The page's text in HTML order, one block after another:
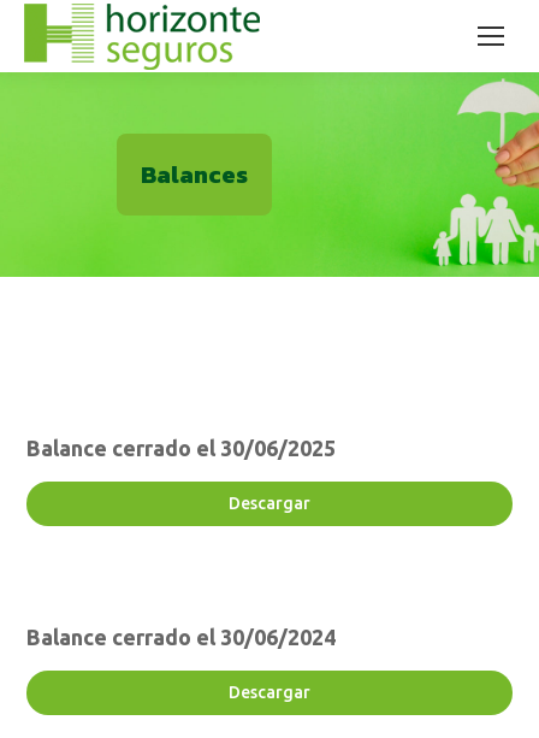
Balances
Balance cerrado el 30/06/2025
Descargar
Balance cerrado el 30/06/2024
Descargar